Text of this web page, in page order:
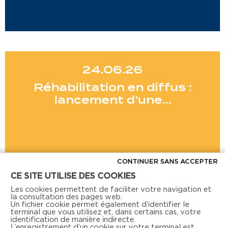
24.06.26
Réhabilitation en diffus :
lancement d’une…
Voir toutes les actus
CE SITE UTILISE DES COOKIES
Les cookies permettent de faciliter votre navigation et
la consultation des pages web.
Un fichier cookie permet également d’identifier le
terminal que vous utilisez et, dans certains cas, votre
identification de manière indirecte.
CONTINUER SANS ACCEPTER